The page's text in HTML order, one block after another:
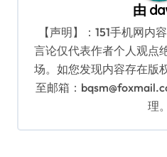
由
【声明】：151手机网内
言论仅代表作者个人观点
场。如您发现内容存在版
至邮箱：
理。